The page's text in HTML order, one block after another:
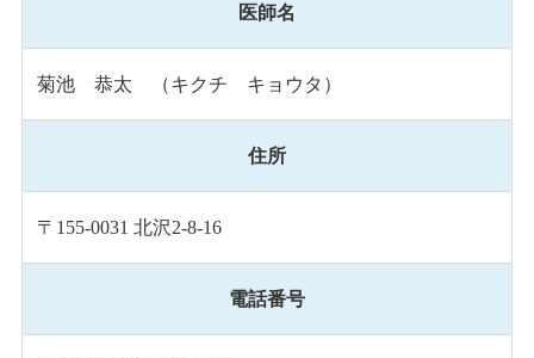
医師名
菊池 恭太 （キクチ キョウタ）
住所
〒155-0031 北沢2-8-16
電話番号